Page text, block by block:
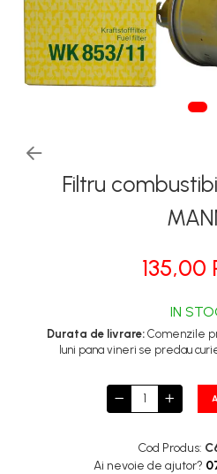
Tapiterii | Textile | Piele
Bord | Plastice Interioare
Parfumuri | Odorizante
PROTECTIE | COATING CERAMIC
POLISH | SLEFUIRE | BURETI
Filtru
135,00
IN
Durata de livrare:Comenzile
luni pana vineri se predau
Cod Produs:
Ai nevoie de ajutor?